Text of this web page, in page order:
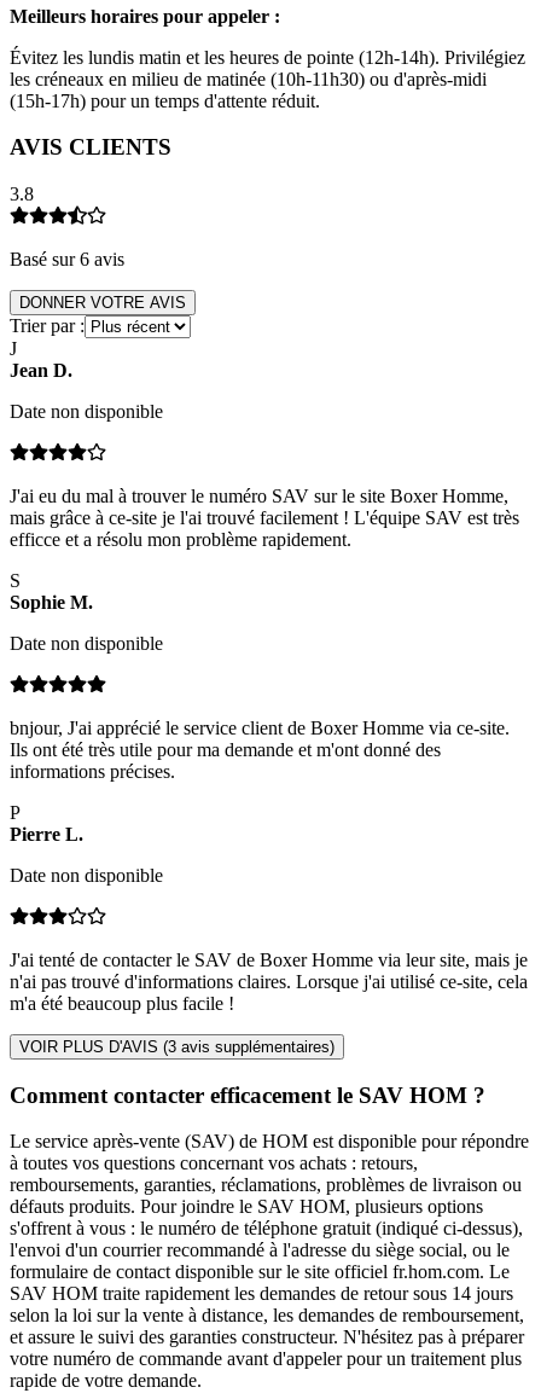
Meilleurs horaires pour appeler :
Évitez les lundis matin et les heures de pointe (12h-14h). Privilégiez
les créneaux en milieu de matinée (10h-11h30) ou d'après-midi
(15h-17h) pour un temps d'attente réduit.
AVIS CLIENTS
3.8
Basé sur6 avis
DONNER VOTRE AVIS
Trier par :
J
Jean D.
Date non disponible
J'ai eu du mal à trouver le numéro SAV sur le site Boxer Homme,
mais grâce à ce-site je l'ai trouvé facilement ! L'équipe SAV est très
efficce et a résolu mon problème rapidement.
S
Sophie M.
Date non disponible
bnjour, J'ai apprécié le service client de Boxer Homme via ce-site.
Ils ont été très utile pour ma demande et m'ont donné des
informations précises.
P
Pierre L.
Date non disponible
J'ai tenté de contacter le SAV de Boxer Homme via leur site, mais je
n'ai pas trouvé d'informations claires. Lorsque j'ai utilisé ce-site, cela
m'a été beaucoup plus facile !
VOIR PLUS D'AVIS (3 avis supplémentaires)
Comment contacter efficacement le SAV HOM ?
Le service après-vente (SAV) de HOM est disponible pour répondre
à toutes vos questions concernant vos achats : retours,
remboursements, garanties, réclamations, problèmes de livraison ou
défauts produits. Pour joindre le SAV HOM, plusieurs options
s'offrent à vous : le numéro de téléphone gratuit (indiqué ci-dessus),
l'envoi d'un courrier recommandé à l'adresse du siège social, ou le
formulaire de contact disponible sur le site officiel fr.hom.com. Le
SAV HOM traite rapidement les demandes de retour sous 14 jours
selon la loi sur la vente à distance, les demandes de remboursement,
et assure le suivi des garanties constructeur. N'hésitez pas à préparer
votre numéro de commande avant d'appeler pour un traitement plus
rapide de votre demande.